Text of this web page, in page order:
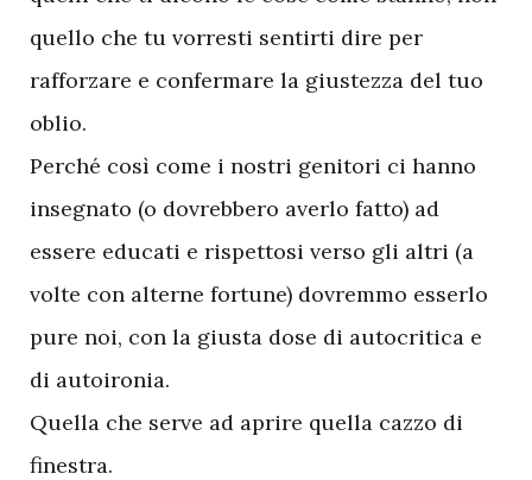
quello che tu vorresti sentirti dire per
rafforzare e confermare la giustezza del tuo
oblio.
Perché così come i nostri genitori ci hanno
insegnato (o dovrebbero averlo fatto) ad
essere educati e rispettosi verso gli altri (a
volte con alterne fortune) dovremmo esserlo
pure noi, con la giusta dose di autocritica e
di autoironia.
Quella che serve ad aprire quella cazzo di
finestra.